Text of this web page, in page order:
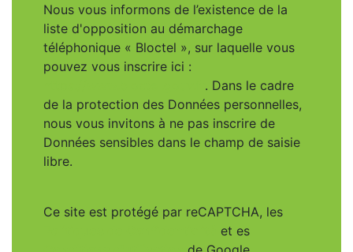
Nous vous informons de l’existence de la
liste d'opposition au démarchage
téléphonique « Bloctel », sur laquelle vous
pouvez vous inscrire ici :
. Dans le cadre
de la protection des Données personnelles,
nous vous invitons à ne pas inscrire de
Données sensibles dans le champ de saisie
libre.
Ce site est protégé par reCAPTCHA, les
et es